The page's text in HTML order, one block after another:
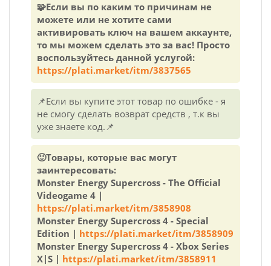
🧩Если вы по каким то причинам не
можете или не хотите сами
активировать ключ на вашем аккаунте,
то мы можем сделать это за вас! Просто
воспользуйтесь данной услугой:
https://plati.market/itm/3837565
📌Если вы купите этот товар по ошибке - я
не смогу сделать возврат средств , т.к вы
уже знаете код.📌
🙂Товары, которые вас могут
заинтересовать:
Monster Energy Supercross - The Official
Videogame 4 |
https://plati.market/itm/3858908
Monster Energy Supercross 4 - Special
Edition | https://plati.market/itm/3858909
Monster Energy Supercross 4 - Xbox Series
X|S | https://plati.market/itm/3858911